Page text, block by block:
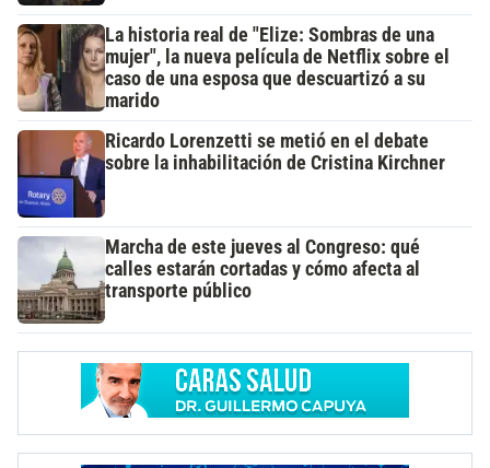
La historia real de "Elize: Sombras de una
mujer", la nueva película de Netflix sobre el
caso de una esposa que descuartizó a su
marido
Ricardo Lorenzetti se metió en el debate
sobre la inhabilitación de Cristina Kirchner
Marcha de este jueves al Congreso: qué
calles estarán cortadas y cómo afecta al
transporte público